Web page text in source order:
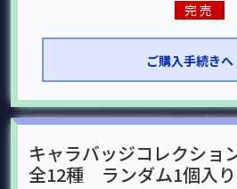
完売
ご購入手続きへ
キャラバッジコレクシ
全12種 ランダム1個入り